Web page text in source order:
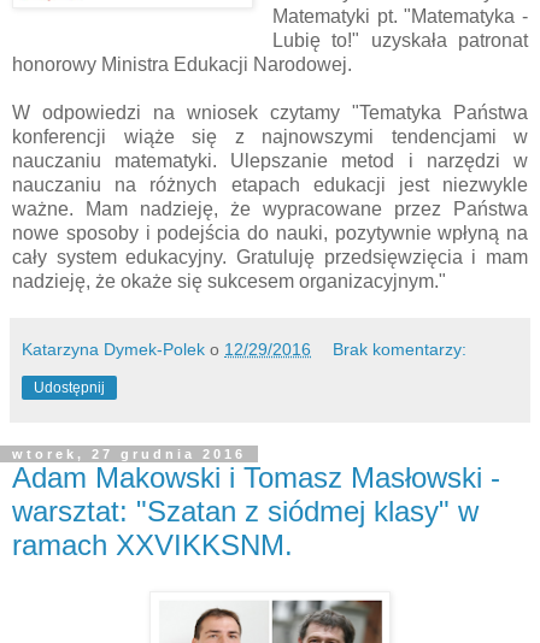
Matematyki pt. "Matematyka -
Lubię to!" uzyskała patronat
honorowy Ministra Edukacji Narodowej.
W odpowiedzi na wniosek czytamy "Tematyka Państwa
konferencji wiąże się z najnowszymi tendencjami w
nauczaniu matematyki. Ulepszanie metod i narzędzi w
nauczaniu na różnych etapach edukacji jest niezwykle
ważne. Mam nadzieję, że wypracowane przez Państwa
nowe sposoby i podejścia do nauki, pozytywnie wpłyną na
cały system edukacyjny. Gratuluję przedsięwzięcia i mam
nadzieję, że okaże się sukcesem organizacyjnym."
Katarzyna Dymek-Polek o 12/29/2016 Brak komentarzy:
Udostępnij
wtorek, 27 grudnia 2016
Adam Makowski i Tomasz Masłowski -
warsztat: "Szatan z siódmej klasy" w
ramach XXVIKKSNM.